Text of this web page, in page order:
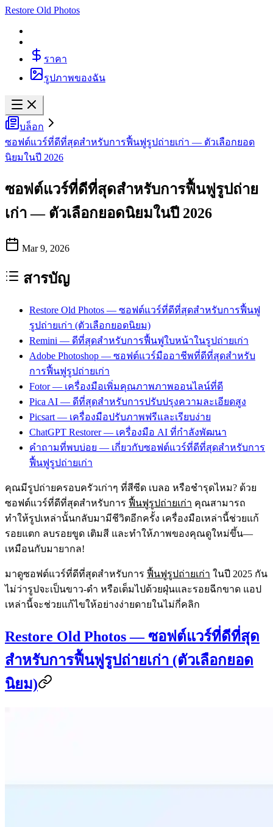
Restore Old Photos
ราคา
รูปภาพของฉัน
บล็อก
ซอฟต์แวร์ที่ดีที่สุดสำหรับการฟื้นฟูรูปถ่ายเก่า — ตัวเลือกยอด
นิยมในปี 2026
ซอฟต์แวร์ที่ดีที่สุดสำหรับการฟื้นฟูรูปถ่าย
เก่า — ตัวเลือกยอดนิยมในปี 2026
Mar 9, 2026
สารบัญ
Restore Old Photos — ซอฟต์แวร์ที่ดีที่สุดสำหรับการฟื้นฟู
รูปถ่ายเก่า (ตัวเลือกยอดนิยม)
Remini — ดีที่สุดสำหรับการฟื้นฟูใบหน้าในรูปถ่ายเก่า
Adobe Photoshop — ซอฟต์แวร์มืออาชีพที่ดีที่สุดสำหรับ
การฟื้นฟูรูปถ่ายเก่า
Fotor — เครื่องมือเพิ่มคุณภาพภาพออนไลน์ที่ดี
Pica AI — ดีที่สุดสำหรับการปรับปรุงความละเอียดสูง
Picsart — เครื่องมือปรับภาพฟรีและเรียบง่าย
ChatGPT Restorer — เครื่องมือ AI ที่กำลังพัฒนา
คำถามที่พบบ่อย — เกี่ยวกับซอฟต์แวร์ที่ดีที่สุดสำหรับการ
ฟื้นฟูรูปถ่ายเก่า
คุณมีรูปถ่ายครอบครัวเก่าๆ ที่สีซีด เบลอ หรือชำรุดไหม? ด้วย
ซอฟต์แวร์ที่ดีที่สุดสำหรับการ ฟื้นฟูรูปถ่ายเก่า คุณสามารถ
ทำให้รูปเหล่านั้นกลับมามีชีวิตอีกครั้ง เครื่องมือเหล่านี้ช่วยแก้
รอยแตก ลบรอยขูด เติมสี และทำให้ภาพของคุณดูใหม่ขึ้น—
เหมือนกับมายากล!
มาดูซอฟต์แวร์ที่ดีที่สุดสำหรับการ ฟื้นฟูรูปถ่ายเก่า ในปี 2025 กัน
ไม่ว่ารูปจะเป็นขาว-ดำ หรือเต็มไปด้วยฝุ่นและรอยฉีกขาด แอป
เหล่านี้จะช่วยแก้ไขให้อย่างง่ายดายในไม่กี่คลิก
Restore Old Photos — ซอฟต์แวร์ที่ดีที่สุด
สำหรับการฟื้นฟูรูปถ่ายเก่า (ตัวเลือกยอด
นิยม)